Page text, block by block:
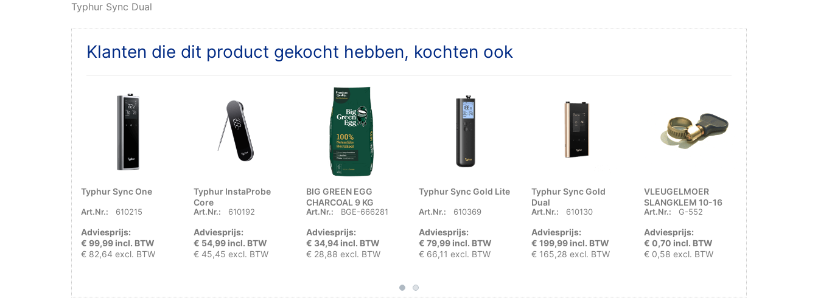
Typhur Sync Dual
Klanten die dit product gekocht hebben, kochten ook
Typhur Sync One
Art.Nr.: 610215
Adviesprijs:
€ 99,99 incl. BTW
€ 82,64 excl. BTW
Typhur InstaProbe
Core
Art.Nr.: 610192
Adviesprijs:
€ 54,99 incl. BTW
€ 45,45 excl. BTW
BIG GREEN EGG
CHARCOAL 9 KG
Art.Nr.: BGE-666281
Adviesprijs:
€ 34,94 incl. BTW
€ 28,88 excl. BTW
Typhur Sync Gold Lite
Art.Nr.: 610369
Adviesprijs:
€ 79,99 incl. BTW
€ 66,11 excl. BTW
Typhur Sync Gold
Dual
Art.Nr.: 610130
Adviesprijs:
€ 199,99 incl. BTW
€ 165,28 excl. BTW
VLEUGELMOER
SLANGKLEM 10-16
Art.Nr.: G-552
Adviesprijs:
€ 0,70 incl. BTW
€ 0,58 excl. BTW